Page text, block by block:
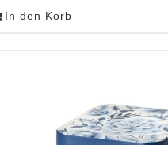
In den Korb